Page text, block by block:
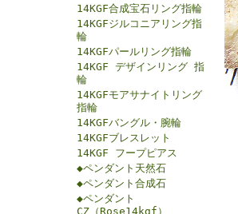
14KGF合成宝石リング指輪
14KGFジルコニアリング指
輪
14KGFパールリング指輪
14KGF デザインリング 指
輪
14KGFモアサナイトリング
指輪
14KGFバングル・腕輪
14KGFブレスレット
14KGF フープピアス
◆ペンダント天然石
◆ペンダント合成石
◆ペンダント
CZ（Rose14kgf）